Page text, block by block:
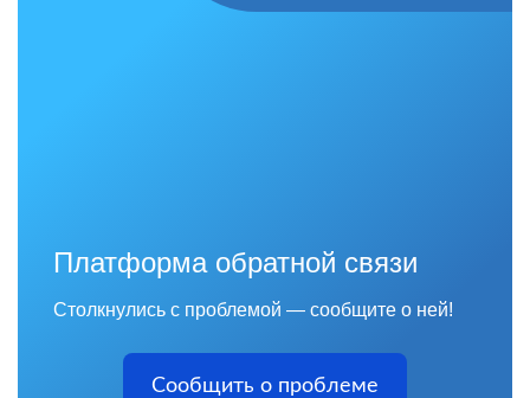
Платформа обратной связи
Столкнулись с проблемой — сообщите о ней!
Сообщить о проблеме